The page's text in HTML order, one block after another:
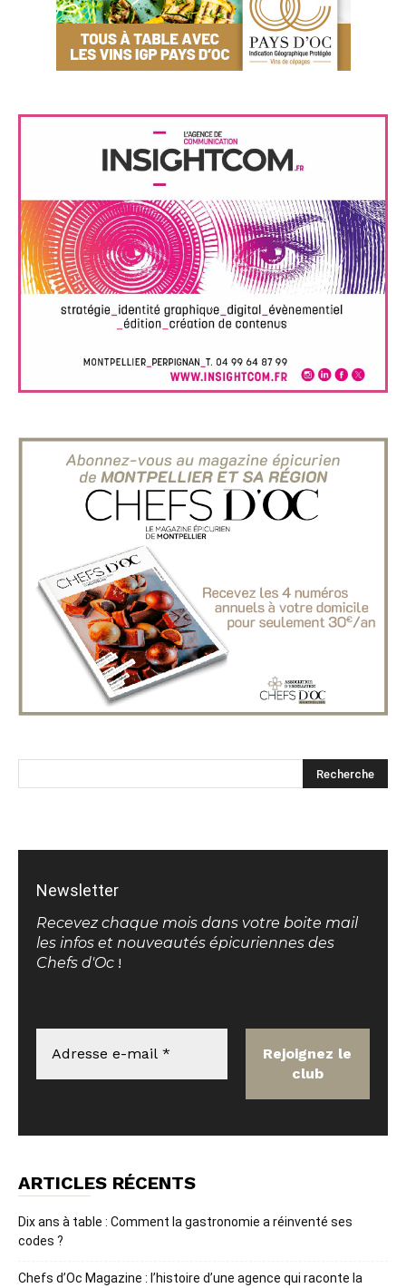
Newsletter
Recevez chaque mois dans votre boite mail
les infos et nouveautés épicuriennes des
Chefs d'Oc !
ARTICLES RÉCENTS
Dix ans à table : Comment la gastronomie a réinventé ses
codes ?
Chefs d’Oc Magazine : l’histoire d’une agence qui raconte la